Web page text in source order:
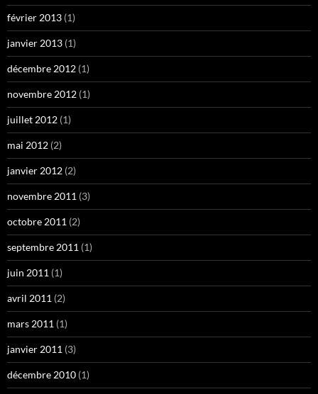
février 2013 (1)
janvier 2013 (1)
décembre 2012 (1)
novembre 2012 (1)
juillet 2012 (1)
mai 2012 (2)
janvier 2012 (2)
novembre 2011 (3)
octobre 2011 (2)
septembre 2011 (1)
juin 2011 (1)
avril 2011 (2)
mars 2011 (1)
janvier 2011 (3)
décembre 2010 (1)